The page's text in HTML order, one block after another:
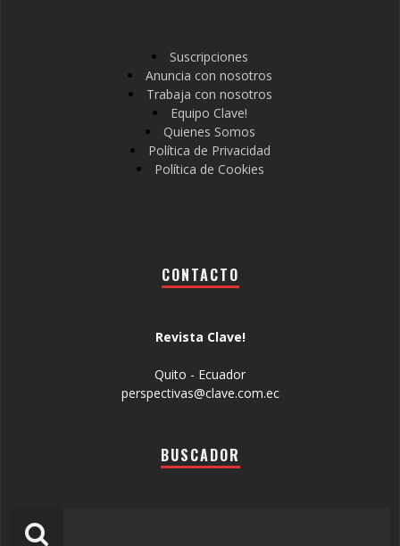
Suscripciones
Anuncia con nosotros
Trabaja con nosotros
Equipo Clave!
Quienes Somos
Política de Privacidad
Política de Cookies
CONTACTO
Revista Clave!
Quito - Ecuador
perspectivas@clave.com.ec
BUSCADOR